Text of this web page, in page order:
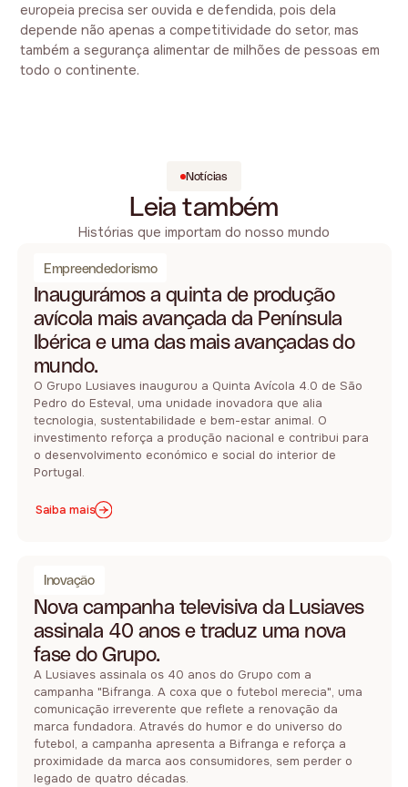
europeia precisa ser ouvida e defendida, pois dela
depende não apenas a competitividade do setor, mas
também a segurança alimentar de milhões de pessoas em
todo o continente.
Notícias
Leia também
Histórias que importam do nosso mundo
Empreendedorismo
Inaugurámos a quinta de produção
avícola mais avançada da Península
Ibérica e uma das mais avançadas do
mundo.
O Grupo Lusiaves inaugurou a Quinta Avícola 4.0 de São
Pedro do Esteval, uma unidade inovadora que alia
tecnologia, sustentabilidade e bem-estar animal. O
investimento reforça a produção nacional e contribui para
o desenvolvimento económico e social do interior de
Portugal.
Saiba mais
Inovação
Nova campanha televisiva da Lusiaves
assinala 40 anos e traduz uma nova
fase do Grupo.
A Lusiaves assinala os 40 anos do Grupo com a
campanha "Bifranga. A coxa que o futebol merecia", uma
comunicação irreverente que reflete a renovação da
marca fundadora. Através do humor e do universo do
futebol, a campanha apresenta a Bifranga e reforça a
proximidade da marca aos consumidores, sem perder o
legado de quatro décadas.